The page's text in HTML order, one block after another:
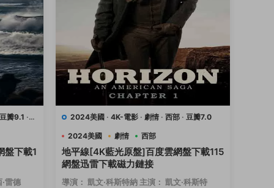
豆瓣9.1 ·
盤下載1
雷德
2024美國 · 4K-電影 · 劇情 · 西部 · 豆瓣7.0
2024美國 劇情 西部
地平線[4K藍光原盤]百度雲網盤下載115
網盤迅雷下載磁力鏈接
導演： 凱文·科斯特納 主演： 凱文·科斯特